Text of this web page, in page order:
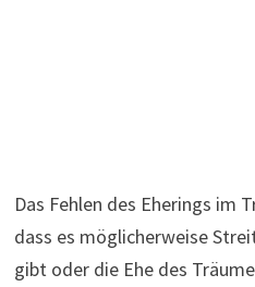
Das Fehlen des Eherings im
dass es möglicherweise
gibt oder die Ehe des